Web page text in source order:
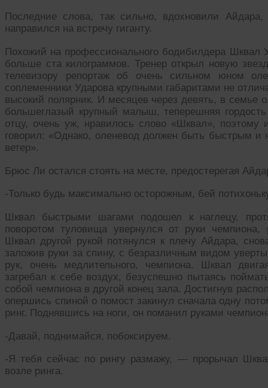
Последние слова, так сильно, вдохновили
направился на встречу гиганту.
Похожий на профессионального бодибилдера
больше ста килограммов. Тренер открыл новую
телевизору репортаж об очень сильном юном
соплеменники Ударова крупными габаритами не
высокий полярник. И месяцев через девять, в семье
большеглазый крупный малыш, теперешняя гордость
отцу, очень уж, нравилось слово «Шквал»,
говорил: «Однако, оленевод должен быть быстрым
ветер».
Брюс Ли остался стоять на месте, предостерегая
-Только будь максимально осторожным, бей
Шквал быстрыми шагами подошел к наглецу,
поворотом туловища увернулся от руки чемпиона,
Шквал другой рукой потянулся к плечу Айдара,
заложив руки за спину, с безразличным видом
рук, очень медлительного, чемпиона. Шквал
загребал к себе воздух, безуспешно пытаясь
собой чемпиона в другой конец зала. Достигнув
опершись спиной о помост закинул сначала одну
ринг. Поднявшись на ноги, он поманил руками
-Давай, поднимайся, побоксируем.
-Я тебя сейчас по рингу размажу, — прорычал
возле ринга.